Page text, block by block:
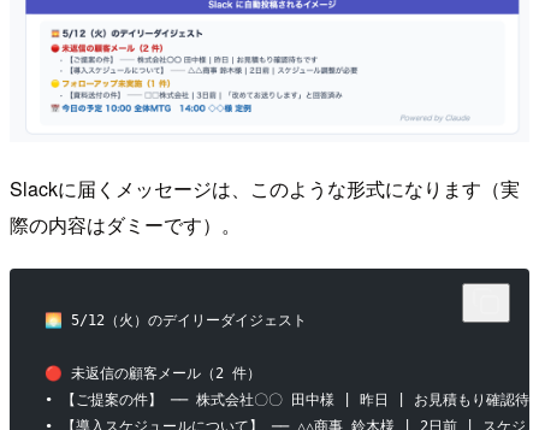
Slackに届くメッセージは、このような形式になります（実
際の内容はダミーです）。
🌅 5/12（火）のデイリーダイジェスト
🔴 未返信の顧客メール（2 件）
• 【ご提案の件】 ── 株式会社〇〇 田中様 | 昨日 | お見積もり確認待
• 【導入スケジュールについて】 ── △△商事 鈴木様 | 2日前 | スケジュ